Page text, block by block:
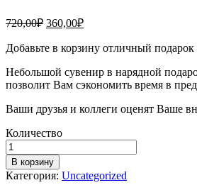
720,00₽ 360,00₽
Добавьте в корзину отличный
Небольшой сувенир в нарядной
позволит Вам сэкономить время в
Ваши друзья и коллеги оценят Ваше
Количество
Количество
Новогодний
подарок
брошь
В корзину
Категория: Uncategorized